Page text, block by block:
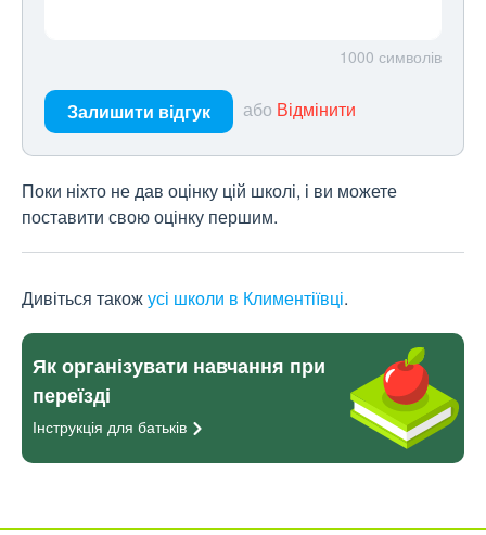
1000 символів
Залишити відгук або Відмінити
Поки ніхто не дав оцінку цій школі, і ви можете
поставити свою оцінку першим.
Дивіться такожусі школи в Климентіївці.
Як організувати навчання при
переїзді
Інструкція для батьків